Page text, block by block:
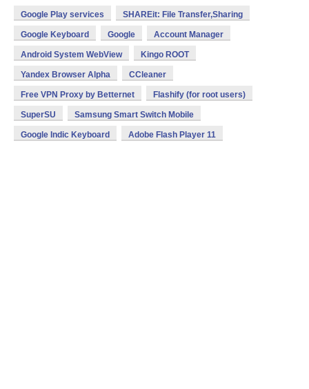
Google Play services SHAREit: File Transfer,Sharing
Google Keyboard Google Account Manager
Android System WebView Kingo ROOT
Yandex Browser Alpha CCleaner
Free VPN Proxy by Betternet Flashify (for root users)
SuperSU Samsung Smart Switch Mobile
Google Indic Keyboard Adobe Flash Player 11